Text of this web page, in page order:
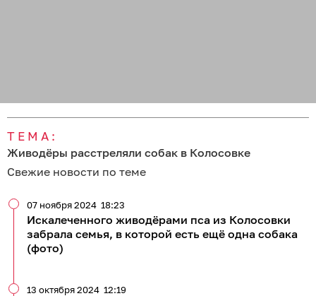
ТЕМА:
Живодёры расстреляли собак в Колосовке
Свежие новости по теме
Искалеченного живодёрами пса из Колосовки
забрала семья, в которой есть ещё одна собака
(фото)
07 ноября 2024 18:23
13 октября 2024 12:19